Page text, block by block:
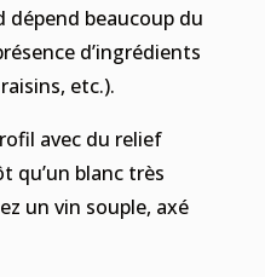
dépend beaucoup du
d’ingrédients
etc.).
avec du relief
qu’un blanc très
un vin souple, axé